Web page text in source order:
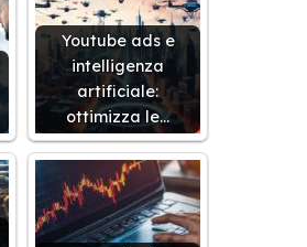
Youtube ads e
intelligenza
artificiale:
ottimizza le…